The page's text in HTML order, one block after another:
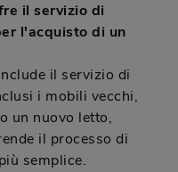
il servizio di
l'acquisto di un
il servizio di
i mobili vecchi,
un nuovo letto,
il processo di
semplice.